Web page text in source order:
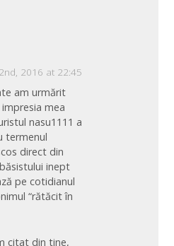
2016 at 22:45
am urmărit
mea
nasu1111 a
termenul
direct din
inept
pe cotidianul
“rătăcit în
citat din tine,